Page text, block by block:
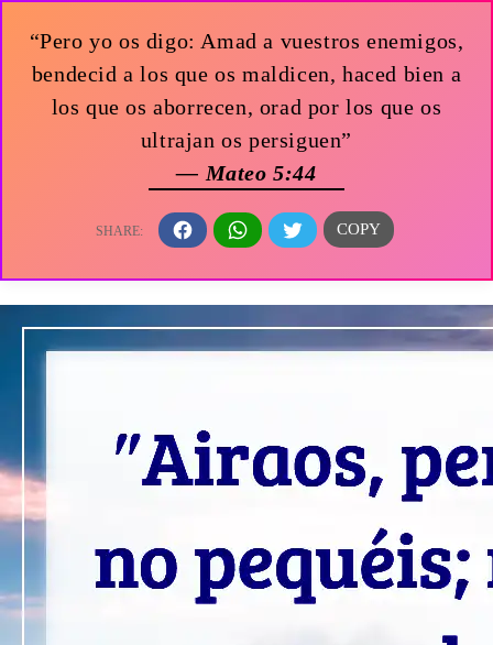
“Pero yo os digo: Amad a vuestros enemigos,
bendecid a los que os maldicen, haced bien a
los que os aborrecen, orad por los que os
ultrajan os persiguen”
— Mateo 5:44